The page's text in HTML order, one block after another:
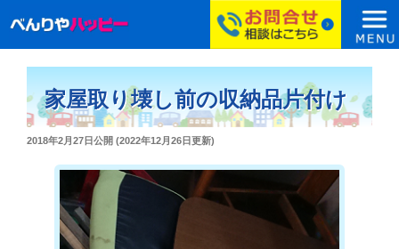
家屋取り壊し前の収納品片付け
投
2018年2月27日公開 (2022年12月26日更新)